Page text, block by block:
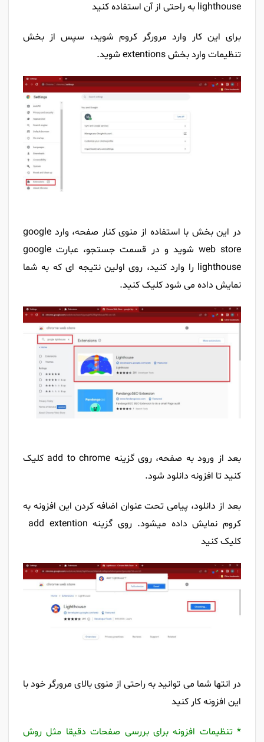
lighthouse به راحتی از آن استفاده کنید
برای این کار وارد مرورگر کروم شوید، سپس از بخش
تنظیمات وارد بخش extentions شوید.
در این بخش با استفاده از منوی کنار صفحه، وارد google
web store شوید و در قسمت جستجو، عبارت google
lighthouse را وارد کنید، روی اولین نتیجه ای که به شما
نمایش داده می شود کلیک کنید.
بعد از ورود به صفحه، روی گزینه add to chrome کلیک
کنید تا افزونه دانلود شود.
بعد از دانلود، پیامی تحت عنوان اضافه کردن این افزونه به
کلیک کنید
در انتها شما می توانید به راحتی از منوی بالای مرورگر خود با
این افزونه کار کنید
* تنظیمات افزونه برای بررسی صفحات دقیقا مثل روش